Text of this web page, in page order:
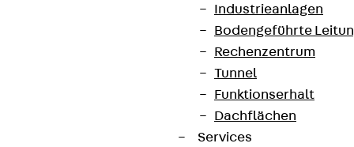
Industrieanlagen
Bodengeführte
Rechenzentrum
Tunnel
Funktionserhalt
Dachflächen
Services